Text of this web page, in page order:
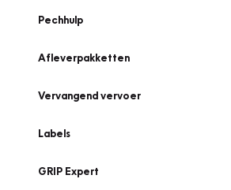
Pechhulp
Afleverpakketten
Vervangend vervoer
Labels
GRIP Expert